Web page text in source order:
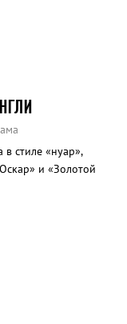
стиле «нуар»,
и «Золотой